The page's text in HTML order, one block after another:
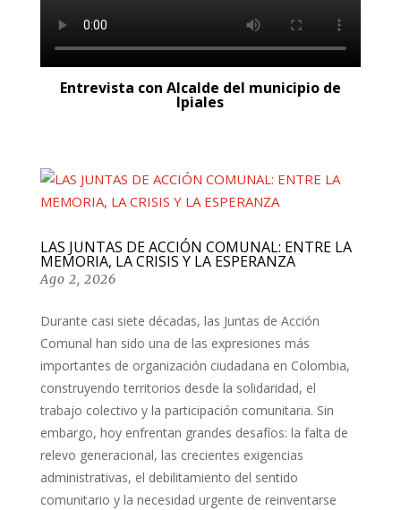
Entrevista con Alcalde del municipio de
Ipiales
LAS JUNTAS DE ACCIÓN COMUNAL: ENTRE LA
MEMORIA, LA CRISIS Y LA ESPERANZA
Ago 2, 2026
Durante casi siete décadas, las Juntas de Acción
Comunal han sido una de las expresiones más
importantes de organización ciudadana en Colombia,
construyendo territorios desde la solidaridad, el
trabajo colectivo y la participación comunitaria. Sin
embargo, hoy enfrentan grandes desafíos: la falta de
relevo generacional, las crecientes exigencias
administrativas, el debilitamiento del sentido
comunitario y la necesidad urgente de reinventarse